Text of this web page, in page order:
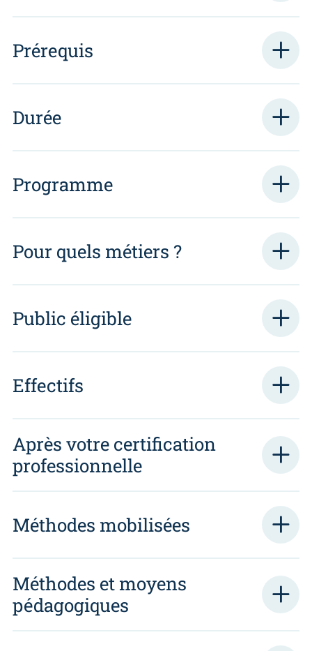
Prérequis
Durée
Programme
Pour quels métiers ?
Public éligible
Effectifs
Après votre certification
professionnelle
Méthodes mobilisées
Méthodes et moyens
pédagogiques